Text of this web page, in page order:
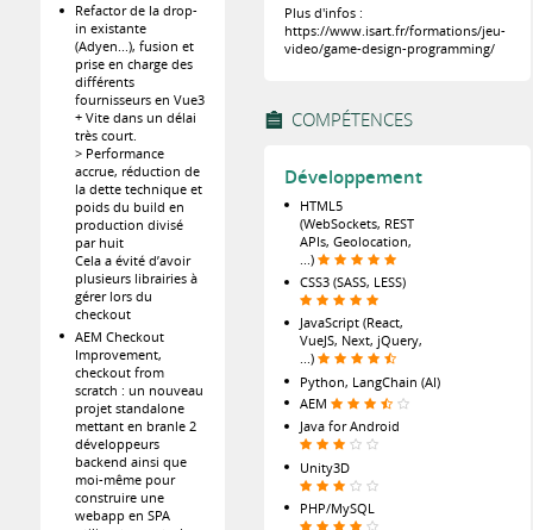
Refactor de la drop-
in existante
(Adyen...), fusion et
prise en charge des
différents
fournisseurs en Vue3
+ Vite dans un délai
très court.
> Performance
accrue, réduction de
la dette technique et
poids du build en
production divisé
par huit
Cela a évité d’avoir
plusieurs librairies à
gérer lors du
checkout
AEM Checkout
Improvement,
checkout from
scratch : un nouveau
projet standalone
mettant en branle 2
développeurs
backend ainsi que
moi-même pour
construire une
webapp en SPA
Plus d'infos :
https://www.isart.fr/formations/jeu-
video/game-design-programming/
COMPÉTENCES
Développement
HTML5
(WebSockets, REST
APIs, Geolocation,
...)
CSS3 (SASS, LESS)
JavaScript (React,
VueJS, Next, jQuery,
...)
Python, LangChain (AI)
AEM
Java for Android
Unity3D
PHP/MySQL